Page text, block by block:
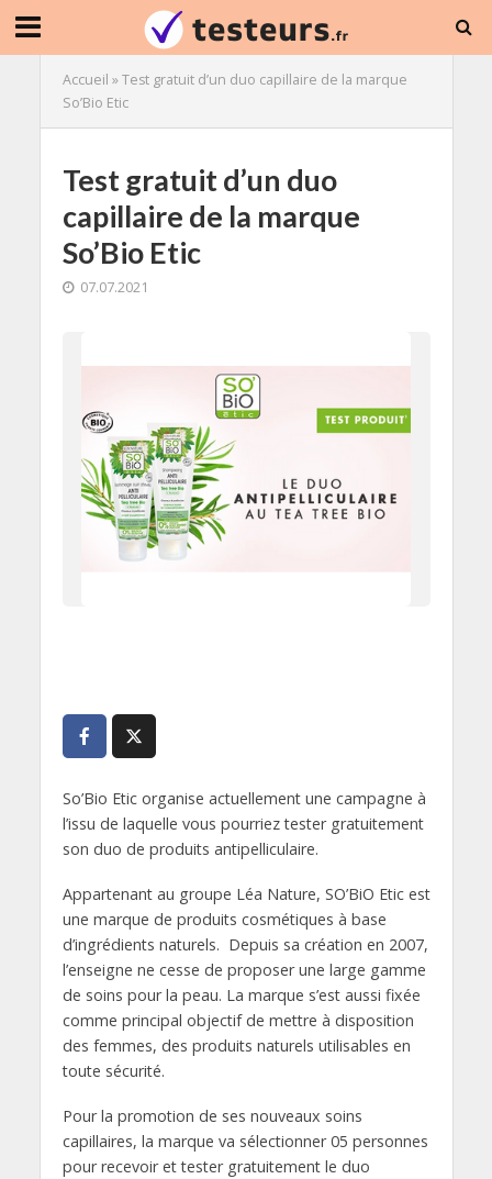
Accueil »Test gratuit d’un duo capillaire de la marque
So’Bio Etic
Test gratuit d’un duo
capillaire de la marque
So’Bio Etic
07.07.2021
So’Bio Etic organise actuellement une campagne à
l’issu de laquelle vous pourriez tester gratuitement
son duo de produits antipelliculaire.
Appartenant au groupe Léa Nature, SO’BiO Etic est
une marque de produits cosmétiques à base
d’ingrédients naturels. Depuis sa création en 2007,
l’enseigne ne cesse de proposer une large gamme
de soins pour la peau. La marque s’est aussi fixée
comme principal objectif de mettre à disposition
des femmes, des produits naturels utilisables en
toute sécurité.
Pour la promotion de ses nouveaux soins
capillaires, la marque va sélectionner 05 personnes
pour recevoir et tester gratuitement le duo